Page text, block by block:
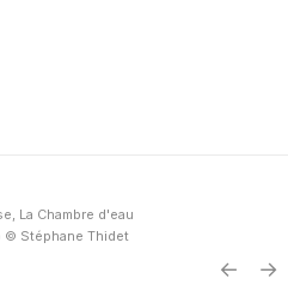
La Chambre d'eau
© Stéphane Thidet
← →